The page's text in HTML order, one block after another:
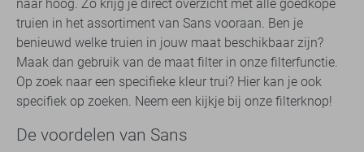
naar hoog. Zo krijg je direct overzicht met alle goedkope
truien in het assortiment van Sans vooraan. Ben je
benieuwd welke truien in jouw maat beschikbaar zijn?
Maak dan gebruik van de maat filter in onze filterfunctie.
Op zoek naar een specifieke kleur trui? Hier kan je ook
specifiek op zoeken. Neem een kijkje bij onze filterknop!
De voordelen van Sans